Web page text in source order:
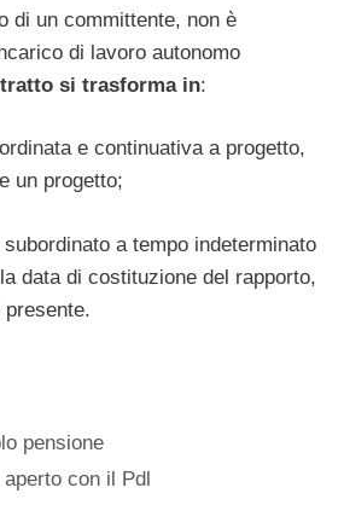
di un committente, non è
di lavoro autonomo
si trasforma in:
e continuativa a progetto,
un progetto;
a tempo indeterminato
data di costituzione del rapporto,
pensione
con il Pdl